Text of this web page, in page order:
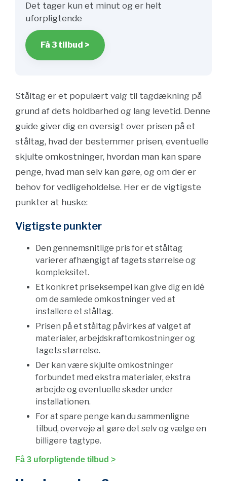
Det tager kun et minut og er helt
uforpligtende
Få 3 tilbud >
Ståltag er et populært valg til tagdækning på
grund af dets holdbarhed og lang levetid. Denne
guide giver dig en oversigt over prisen på et
ståltag, hvad der bestemmer prisen, eventuelle
skjulte omkostninger, hvordan man kan spare
penge, hvad man selv kan gøre, og om der er
behov for vedligeholdelse. Her er de vigtigste
punkter at huske:
Vigtigste punkter
Den gennemsnitlige pris for et ståltag
varierer afhængigt af tagets størrelse og
kompleksitet.
Et konkret priseksempel kan give dig en idé
om de samlede omkostninger ved at
installere et ståltag.
Prisen på et ståltag påvirkes af valget af
materialer, arbejdskraftomkostninger og
tagets størrelse.
Der kan være skjulte omkostninger
forbundet med ekstra materialer, ekstra
arbejde og eventuelle skader under
installationen.
For at spare penge kan du sammenligne
tilbud, overveje at gøre det selv og vælge en
billigere tagtype.
Få 3 uforpligtende tilbud >